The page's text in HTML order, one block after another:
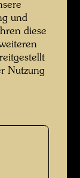
und
diese
Nutzung